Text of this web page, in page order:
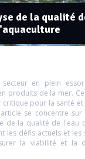
de la qualité
secteur en plein
produits de la mer.
critique pour la santé
article se concentre
de la qualité de l'eau
les défis actuels et les
la viabilité et la